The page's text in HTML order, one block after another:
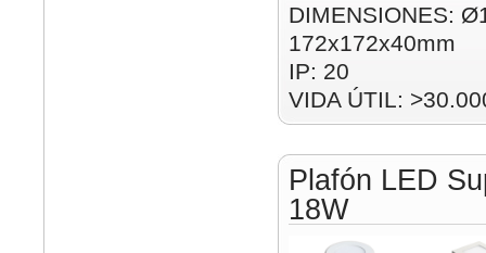
DIMENSIONES:
172x172x40mm
IP: 20
VIDA ÚTIL:
Plafón LED
18W